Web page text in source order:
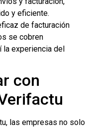
y eficiente.
de facturación
se cobren
la experiencia del
con
las empresas no solo